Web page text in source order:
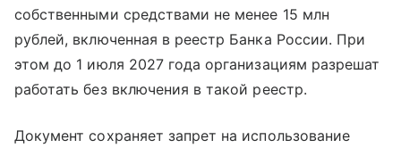
собственными средствами не менее 15 млн
рублей, включенная в реестр Банка России. При
этом до 1 июля 2027 года организациям разрешат
работать без включения в такой реестр.
Документ сохраняет запрет на использование